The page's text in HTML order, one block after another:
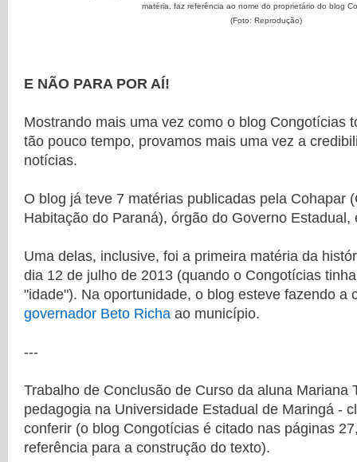
matéria, faz referência ao nome do proprietário do blog
(Foto: Reprodução)
E NÃO PARA POR AÍ!
Mostrando mais uma vez como o blog Congotícias
tão pouco tempo, provamos mais uma vez a
notícias.
O blog já teve 7 matérias publicadas pela Cohapar
Habitação do Paraná), órgão do Governo Estadual,
Uma delas, inclusive, foi a primeira matéria da
dia 12 de julho de 2013 (quando o Congotícias
"idade"). Na oportunidade, o blog esteve fazendo a
governador Beto Richa ao município.
---
Trabalho de Conclusão de Curso da aluna Mariana
pedagogia na Universidade Estadual de Maringá -
conferir (o blog Congotícias é citado nas páginas
referência para a construção do texto).